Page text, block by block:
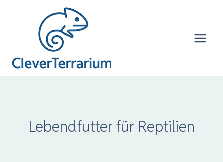
Lebendfutter für Reptilien